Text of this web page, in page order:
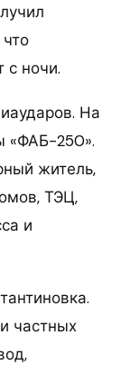
с ночи.
На
«ФАБ-250».
житель,
ТЭЦ,
и
частных